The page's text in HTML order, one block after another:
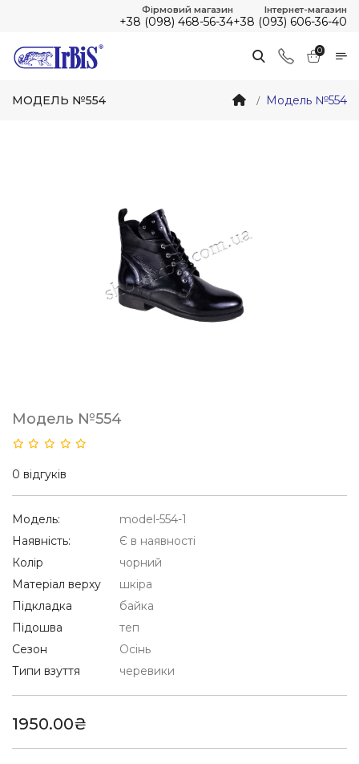
Фірмовий магазин
+38 (098) 468-56-34
Інтернет-магазин
+38 (093) 606-36-40
0
МОДЕЛЬ №554 Модель №554
Модель №554
0 відгуків
Модель:
model-554-1
Наявність:
Є в наявності
Колір
чорний
Матеріал верху
шкіра
Підкладка
байка
Підошва
теп
Сезон
Осінь
Типи взуття
черевики
1950.00₴